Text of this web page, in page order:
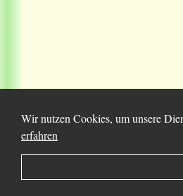
Wir nutzen Cookies, um unsere
erfahren